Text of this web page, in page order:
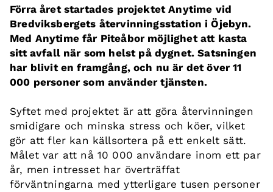
Förra året startades projektet Anytime vid
Bredviksbergets återvinningsstation i Öjebyn.
Med Anytime får Piteåbor möjlighet att kasta
sitt avfall när som helst på dygnet. Satsningen
har blivit en framgång, och nu är det över 11
000 personer som använder tjänsten.
Syftet med projektet är att göra återvinningen
smidigare och minska stress och köer, vilket
gör att fler kan källsortera på ett enkelt sätt.
Målet var att nå 10 000 användare inom ett par
år, men intresset har överträffat
förväntningarna med ytterligare tusen personer